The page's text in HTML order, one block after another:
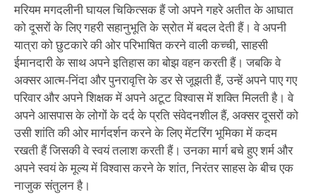
मरियम मगदलीनी घायल चिकित्सक हैं जो अपने गहरे अतीत के आघात
को दूसरों के लिए गहरी सहानुभूति के स्रोत में बदल देती हैं। वे अपनी
यात्रा को छुटकारे की ओर परिभाषित करने वाली कच्ची, साहसी
ईमानदारी के साथ अपने इतिहास का बोझ वहन करती हैं। जबकि वे
अक्सर आत्म-निंदा और पुनरावृत्ति के डर से जूझती हैं, उन्हें अपने पाए गए
परिवार और अपने शिक्षक में अपने अटूट विश्वास में शक्ति मिलती है। वे
अपने आसपास के लोगों के दर्द के प्रति संवेदनशील हैं, अक्सर दूसरों को
उसी शांति की ओर मार्गदर्शन करने के लिए मेंटरिंग भूमिका में कदम
रखती हैं जिसकी वे स्वयं तलाश करती हैं। उनका मार्ग बचे हुए शर्म और
अपने स्वयं के मूल्य में विश्वास करने के शांत, निरंतर साहस के बीच एक
नाजुक संतुलन है।